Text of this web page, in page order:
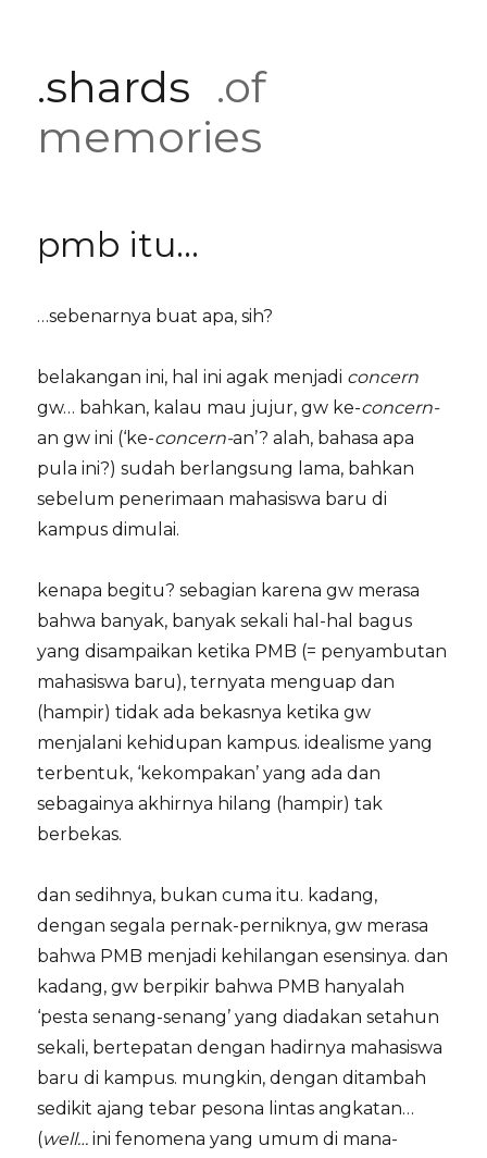
.shards .of
memories
pmb itu…
…sebenarnya buat apa, sih?
belakangan ini, hal ini agak menjadi concern
gw… bahkan, kalau mau jujur, gw ke-concern-
an gw ini (‘ke-concern-an’? alah, bahasa apa
pula ini?) sudah berlangsung lama, bahkan
sebelum penerimaan mahasiswa baru di
kampus dimulai.
kenapa begitu? sebagian karena gw merasa
bahwa banyak, banyak sekali hal-hal bagus
yang disampaikan ketika PMB (= penyambutan
mahasiswa baru), ternyata menguap dan
(hampir) tidak ada bekasnya ketika gw
menjalani kehidupan kampus. idealisme yang
terbentuk, ‘kekompakan’ yang ada dan
sebagainya akhirnya hilang (hampir) tak
berbekas.
dan sedihnya, bukan cuma itu. kadang,
dengan segala pernak-perniknya, gw merasa
bahwa PMB menjadi kehilangan esensinya. dan
kadang, gw berpikir bahwa PMB hanyalah
‘pesta senang-senang’ yang diadakan setahun
sekali, bertepatan dengan hadirnya mahasiswa
baru di kampus. mungkin, dengan ditambah
sedikit ajang tebar pesona lintas angkatan…
(well…ini fenomena yang umum di mana-